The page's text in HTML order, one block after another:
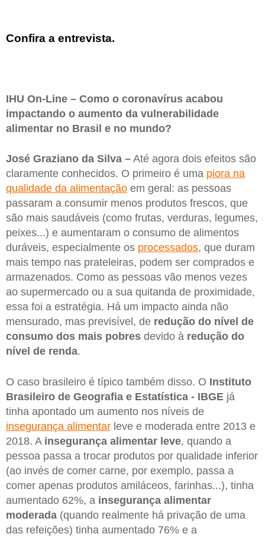
Confira a entrevista.
IHU On-Line – Como o coronavírus acabou
impactando o aumento da vulnerabilidade
alimentar no Brasil e no mundo?
José Graziano da Silva – Até agora dois efeitos são
claramente conhecidos. O primeiro é uma piora na
qualidade da alimentação em geral: as pessoas
passaram a consumir menos produtos frescos, que
são mais saudáveis (como frutas, verduras, legumes,
peixes...) e aumentaram o consumo de alimentos
duráveis, especialmente os processados, que duram
mais tempo nas prateleiras, podem ser comprados e
armazenados. Como as pessoas vão menos vezes
ao supermercado ou a sua quitanda de proximidade,
essa foi a estratégia. Há um impacto ainda não
mensurado, mas previsível, de redução do nível de
consumo dos mais pobres devido à redução do
nível de renda.
O caso brasileiro é típico também disso. O Instituto
Brasileiro de Geografia e Estatística - IBGE já
tinha apontado um aumento nos níveis de
insegurança alimentar leve e moderada entre 2013 e
2018. A insegurança alimentar leve, quando a
pessoa passa a trocar produtos por qualidade inferior
(ao invés de comer carne, por exemplo, passa a
comer apenas produtos amiláceos, farinhas...), tinha
aumentado 62%, a insegurança alimentar
moderada (quando realmente há privação de uma
das refeições) tinha aumentado 76% e a